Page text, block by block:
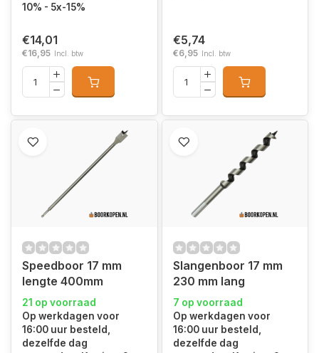
10% - 5x-15%
€14,01
€16,95 Incl. btw
€5,74
€6,95 Incl. btw
Speedboor 17 mm
lengte 400mm
21 op voorraad
Op werkdagen voor
16:00 uur besteld,
dezelfde dag
Slangenboor 17 mm
230 mm lang
7 op voorraad
Op werkdagen voor
16:00 uur besteld,
dezelfde dag